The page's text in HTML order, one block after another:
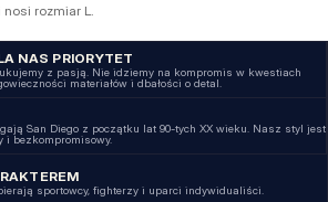
rozmiar L.
NAS PRIORYTET
z pasją. Nie idziemy na kompromis w kwestiach
materiałów i dbałości o detal.
San Diego z początku lat 90-tych XX wieku. Nasz styl jest
i bezkompromisowy.
sportowcy, fighterzy i uparci indywidualiści.